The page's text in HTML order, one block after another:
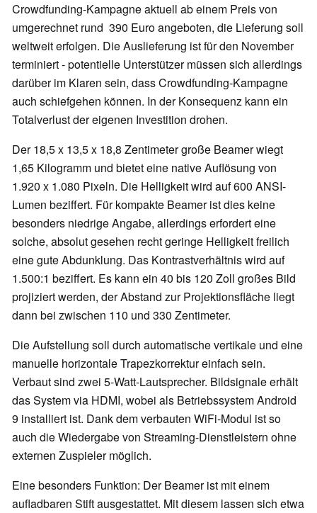
Crowdfunding-Kampagne aktuell ab einem Preis von
umgerechnet rund 390 Euro angeboten, die Lieferung soll
weltweit erfolgen. Die Auslieferung ist für den November
terminiert - potentielle Unterstützer müssen sich allerdings
darüber im Klaren sein, dass Crowdfunding-Kampagne
auch schiefgehen können. In der Konsequenz kann ein
Totalverlust der eigenen Investition drohen.
Der 18,5 x 13,5 x 18,8 Zentimeter große Beamer wiegt
1,65 Kilogramm und bietet eine native Auflösung von
1.920 x 1.080 Pixeln. Die Helligkeit wird auf 600 ANSI-
Lumen beziffert. Für kompakte Beamer ist dies keine
besonders niedrige Angabe, allerdings erfordert eine
solche, absolut gesehen recht geringe Helligkeit freilich
eine gute Abdunklung. Das Kontrastverhältnis wird auf
1.500:1 beziffert. Es kann ein 40 bis 120 Zoll großes Bild
projiziert werden, der Abstand zur Projektionsfläche liegt
dann bei zwischen 110 und 330 Zentimeter.
Die Aufstellung soll durch automatische vertikale und eine
manuelle horizontale Trapezkorrektur einfach sein.
Verbaut sind zwei 5-Watt-Lautsprecher. Bildsignale erhält
das System via HDMI, wobei als Betriebssystem Android
9 installiert ist. Dank dem verbauten WiFi-Modul ist so
auch die Wiedergabe von Streaming-Dienstleistern ohne
externen Zuspieler möglich.
Eine besonders Funktion: Der Beamer ist mit einem
aufladbaren Stift ausgestattet. Mit diesem lassen sich etwa